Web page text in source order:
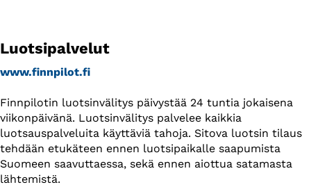
Luotsipalvelut
www.finnpilot.fi
Finnpilotin luotsinvälitys päivystää 24 tuntia jokaisena
viikonpäivänä. Luotsinvälitys palvelee kaikkia
luotsauspalveluita käyttäviä tahoja. Sitova luotsin tilaus
tehdään etukäteen ennen luotsipaikalle saapumista
Suomeen saavuttaessa, sekä ennen aiottua satamasta
lähtemistä.